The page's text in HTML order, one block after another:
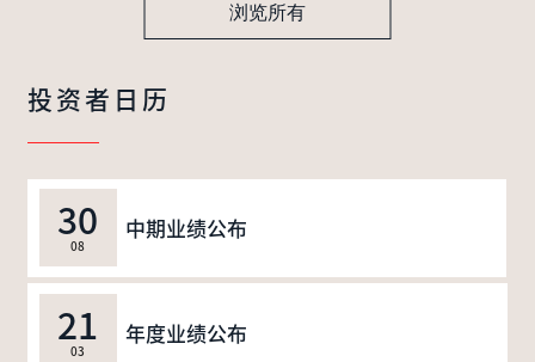
浏览所有
投资者日历
30
08
中期业绩公布
21
03
年度业绩公布